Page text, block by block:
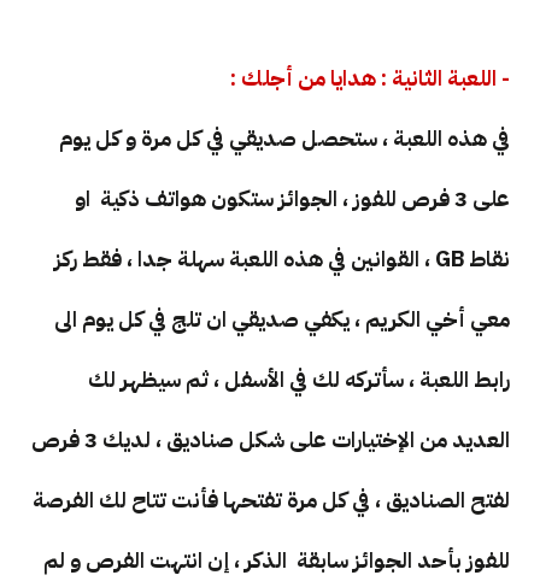
- اللعبة الثانية : هدايا من أجلك :
في هذه اللعبة ، ستحصل صديقي في كل مرة و كل يوم
على 3 فرص للفوز ، الجوائز ستكون هواتف ذكية او
نقاط GB ، القوانين في هذه اللعبة سهلة جدا ، فقط ركز
معي أخي الكريم ، يكفي صديقي ان تلج في كل يوم الى
رابط اللعبة ، سأتركه لك في الأسفل ، ثم سيظهر لك
العديد من الإختيارات على شكل صناديق ، لديك 3 فرص
لفتح الصناديق ، في كل مرة تفتحها فأنت تتاح لك الفرصة
للفوز بأحد الجوائز سابقة الذكر ، إن انتهت الفرص و لم